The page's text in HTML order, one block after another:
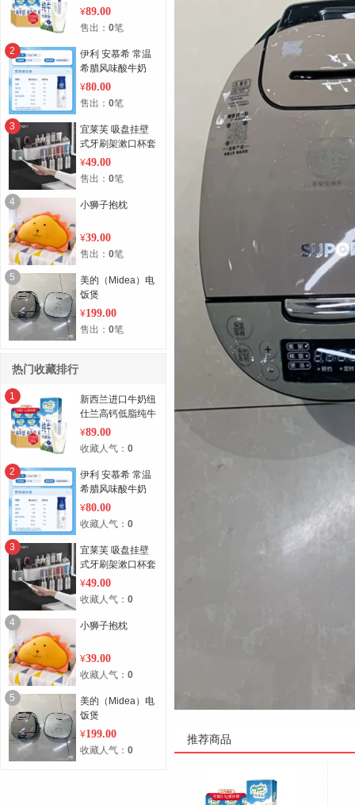
推荐商品
奶250ml*24盒*1
箱
¥89.00
售出： 0笔
2
伊利 安慕希 常温
希腊风味酸牛奶
原味230g*10瓶/箱
（礼盒装）高端畅
饮 迪丽热巴同款
¥80.00
售出： 0笔
3
宜莱芙 吸盘挂壁
式牙刷架漱口杯套
装（4口之家）
¥49.00
售出： 0笔
4 小狮子抱枕
¥39.00
售出： 0笔
5
美的（Midea）电
饭煲
¥199.00
售出： 0笔
热门收藏排行
1
新西兰进口牛奶纽
仕兰高钙低脂纯牛
奶250ml*24盒*1
箱
¥89.00
收藏人气： 0
2
伊利 安慕希 常温
希腊风味酸牛奶
原味230g*10瓶/箱
（礼盒装）高端畅
饮 迪丽热巴同款
¥80.00
收藏人气： 0
3
宜莱芙 吸盘挂壁
式牙刷架漱口杯套
装（4口之家）
¥49.00
收藏人气： 0
4 小狮子抱枕
¥39.00
收藏人气： 0
5
美的（Midea）电
饭煲
¥199.00
收藏人气： 0